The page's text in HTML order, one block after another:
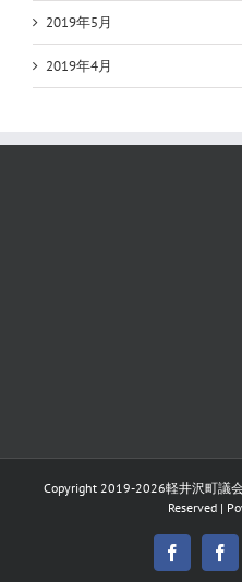
2019年5月
2019年4月
Copyright 2019-2026軽井沢町議
Reserved |
Facebook